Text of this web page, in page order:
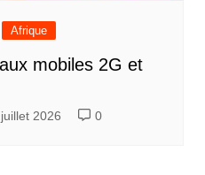
Afrique
mobiles 2G et
2026 0